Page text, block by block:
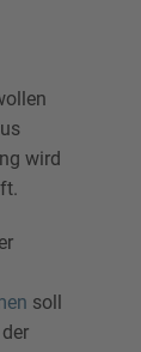
wird
soll